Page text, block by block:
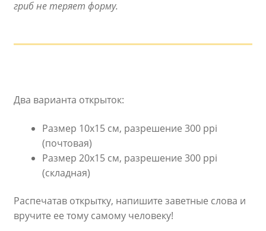
гриб не теряет форму.
Два варианта открыток:
Размер 10х15 см, разрешение 300 ppi
(почтовая)
Размер 20х15 см, разрешение 300 ppi
(складная)
Распечатав открытку, напишите заветные слова и
вручите ее тому самому человеку!